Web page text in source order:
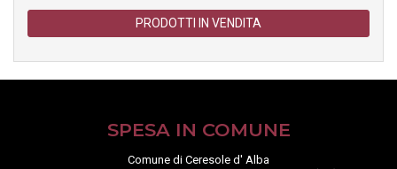
PRODOTTI IN VENDITA
SPESA IN COMUNE
Comune di Ceresole d' Alba